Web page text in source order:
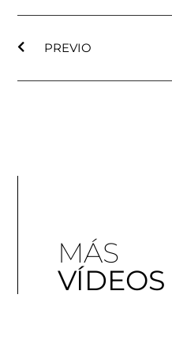
PREVIO
MÁS
VÍDEOS